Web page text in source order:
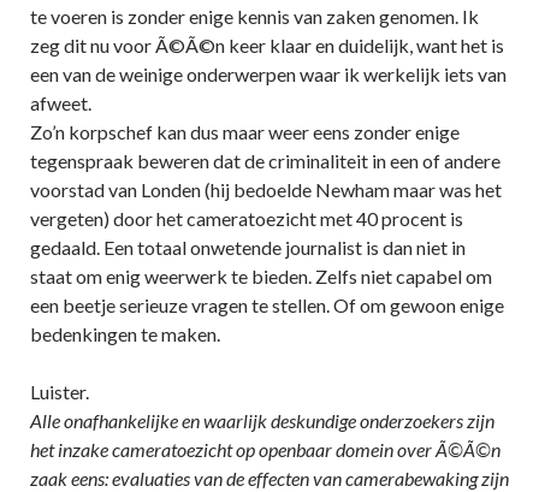
te voeren is zonder enige kennis van zaken genomen. Ik
zeg dit nu voor Ã©Ã©n keer klaar en duidelijk, want het is
een van de weinige onderwerpen waar ik werkelijk iets van
afweet.
Zo’n korpschef kan dus maar weer eens zonder enige
tegenspraak beweren dat de criminaliteit in een of andere
voorstad van Londen (hij bedoelde Newham maar was het
vergeten) door het cameratoezicht met 40 procent is
gedaald. Een totaal onwetende journalist is dan niet in
staat om enig weerwerk te bieden. Zelfs niet capabel om
een beetje serieuze vragen te stellen. Of om gewoon enige
bedenkingen te maken.
Luister.
Alle onafhankelijke en waarlijk deskundige onderzoekers zijn
het inzake cameratoezicht op openbaar domein over Ã©Ã©n
zaak eens: evaluaties van de effecten van camerabewaking zijn